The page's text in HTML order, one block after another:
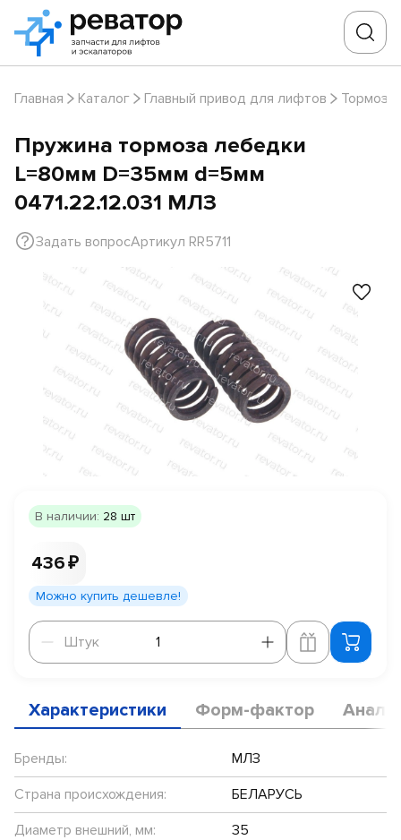
Главная Каталог Главный привод для лифтов Тормоза
Пружина тормоза лебедки
L=80мм D=35мм d=5мм
0471.22.12.031 МЛЗ
Задать вопросАртикул RR5711
В наличии: 28 шт
436 ₽
Можно купить дешевле!
Штук
Штук
Характеристики Форм-фактор
Бренды:
МЛЗ
Страна происхождения:
БЕЛАРУСЬ
Диаметр внешний, мм:
35